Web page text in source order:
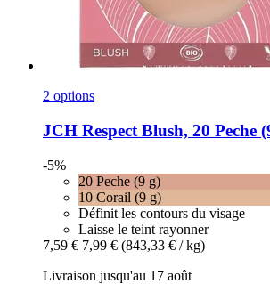
2 options
JCH Respect Blush, 20 Peche
-5%
20 Peche (9 g)
10 Corail (9 g)
Définit les contours du visage
Laisse le teint rayonner
7,59 € 7,99 € (843,33 € / kg)
Livraison jusqu'au 17 août